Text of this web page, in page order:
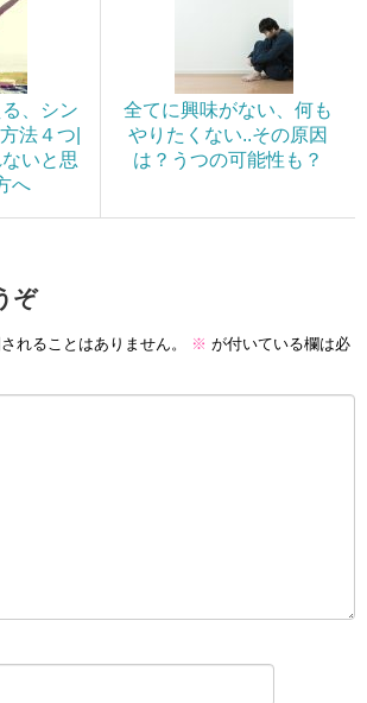
、シン
法４つ|
いと思
へ
全てに興味がない、何も
やりたくない..その原因
は？うつの可能性も？
ぞ
れることはありません。 ※ が付いている欄は必